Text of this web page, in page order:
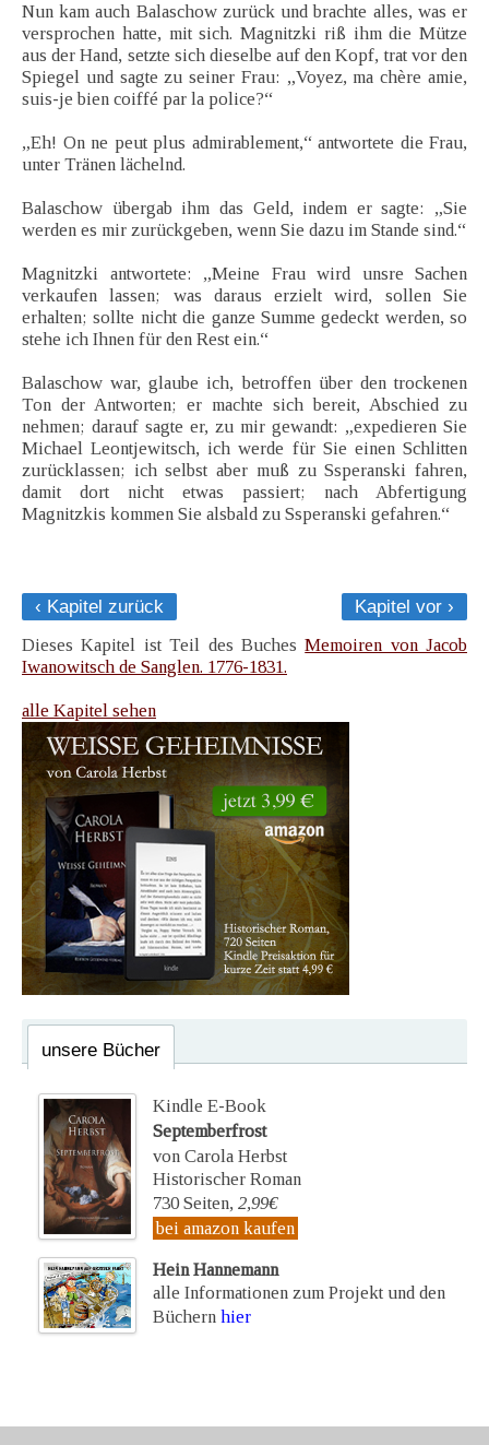
Nun kam auch Balaschow zurück und brachte alles, was er
versprochen hatte, mit sich. Magnitzki riß ihm die Mütze
aus der Hand, setzte sich dieselbe auf den Kopf, trat vor den
Spiegel und sagte zu seiner Frau: „Voyez, ma chère amie,
suis-je bien coiffé par la police?“
„Eh! On ne peut plus admirablement,“ antwortete die Frau,
unter Tränen lächelnd.
Balaschow übergab ihm das Geld, indem er sagte: „Sie
werden es mir zurückgeben, wenn Sie dazu im Stande sind.“
Magnitzki antwortete: „Meine Frau wird unsre Sachen
verkaufen lassen; was daraus erzielt wird, sollen Sie
erhalten; sollte nicht die ganze Summe gedeckt werden, so
stehe ich Ihnen für den Rest ein.“
Balaschow war, glaube ich, betroffen über den trockenen
Ton der Antworten; er machte sich bereit, Abschied zu
nehmen; darauf sagte er, zu mir gewandt: „expedieren Sie
Michael Leontjewitsch, ich werde für Sie einen Schlitten
zurücklassen; ich selbst aber muß zu Ssperanski fahren,
damit dort nicht etwas passiert; nach Abfertigung
Magnitzkis kommen Sie alsbald zu Ssperanski gefahren.“
‹ Kapitel zurück
Kapitel vor ›
Dieses Kapitel ist Teil des BuchesMemoiren von Jacob
Iwanowitsch de Sanglen. 1776-1831.
alle Kapitel sehen
unsere Bücher
Kindle E-Book
Septemberfrost
von Carola Herbst
Historischer Roman
730 Seiten, 2,99€
bei amazon kaufen
Hein Hannemann
alle Informationen zum Projekt und den
Büchern hier